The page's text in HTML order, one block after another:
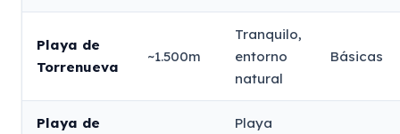
Playa de
Torrenueva
~1.500m
Tranquilo,
entorno
natural
Básicas
Playa de
Playa